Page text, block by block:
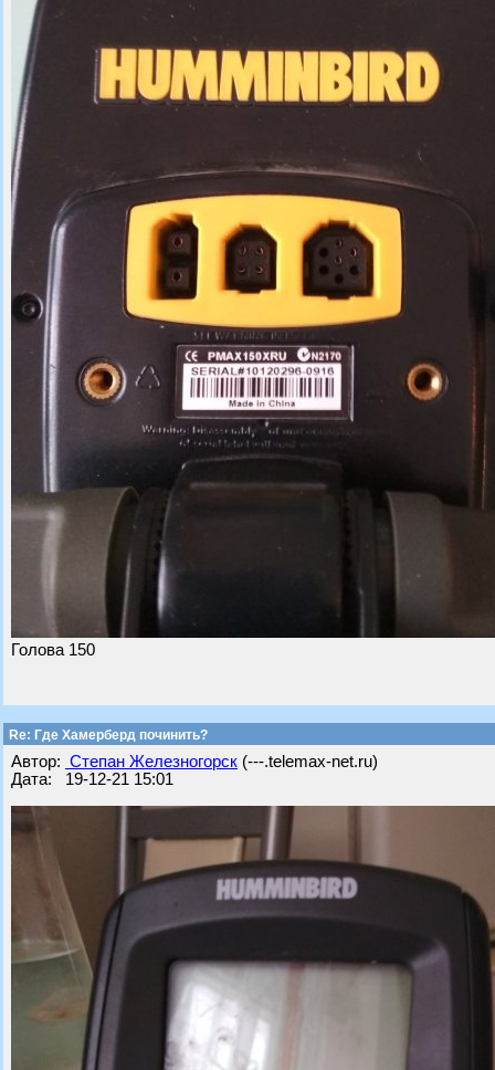
Голова 150
Re: Где Хамерберд починить?
Автор: Степан Железногорск (---.telemax-net.ru)
Дата: 19-12-21 15:01